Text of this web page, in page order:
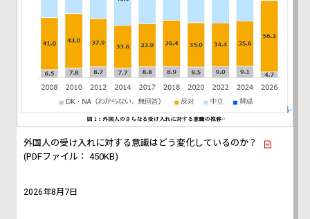
外国人の受け入れに対する意識はどう変化しているのか？
(PDFファイル： 450KB)
2026年8月7日